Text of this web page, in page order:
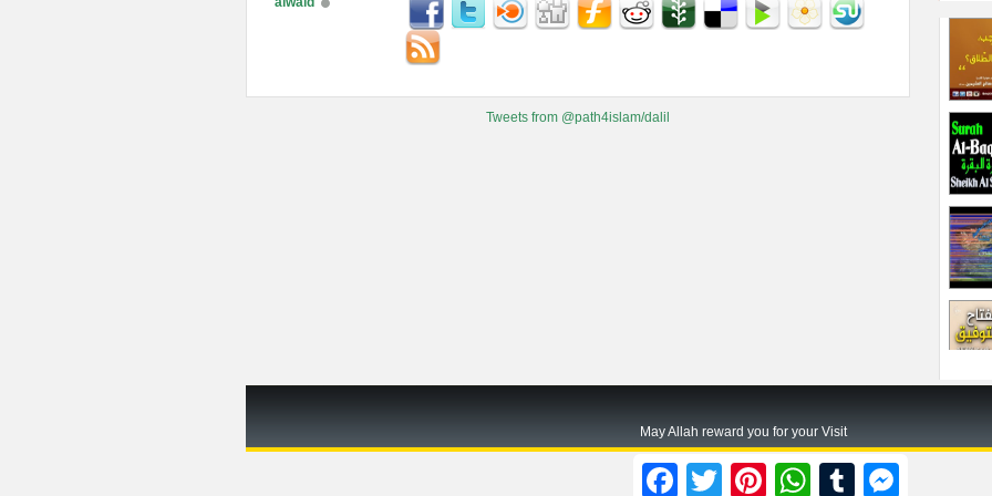
Tweets from @path4islam/dalil
May Allah reward you for your Visit
FacebookTwitter Pinterest WhatsAppTumblr